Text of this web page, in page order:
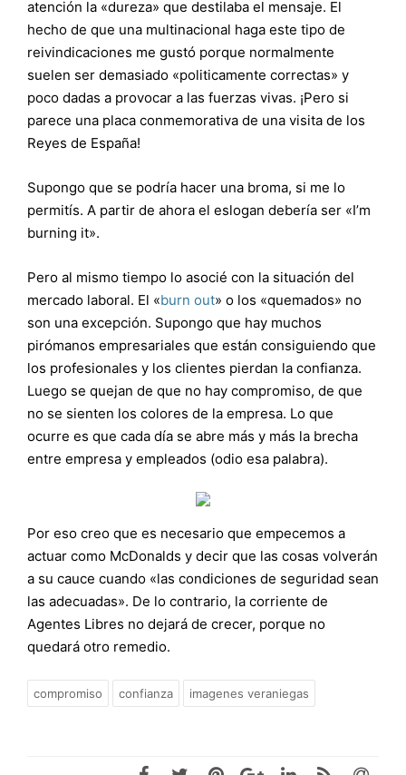
atención la «dureza» que destilaba el mensaje. El
hecho de que una multinacional haga este tipo de
reivindicaciones me gustó porque normalmente
suelen ser demasiado «politicamente correctas» y
poco dadas a provocar a las fuerzas vivas. ¡Pero si
parece una placa conmemorativa de una visita de los
Reyes de España!
Supongo que se podría hacer una broma, si me lo
permitís. A partir de ahora el eslogan debería ser «I’m
burning it».
Pero al mismo tiempo lo asocié con la situación del
mercado laboral. El «burn out» o los «quemados» no
son una excepción. Supongo que hay muchos
pirómanos empresariales que están consiguiendo que
los profesionales y los clientes pierdan la confianza.
Luego se quejan de que no hay compromiso, de que
no se sienten los colores de la empresa. Lo que
ocurre es que cada día se abre más y más la brecha
entre empresa y empleados (odio esa palabra).
Por eso creo que es necesario que empecemos a
actuar como McDonalds y decir que las cosas volverán
a su cauce cuando «las condiciones de seguridad sean
las adecuadas». De lo contrario, la corriente de
Agentes Libres no dejará de crecer, porque no
quedará otro remedio.
compromiso confianza imagenes veraniegas